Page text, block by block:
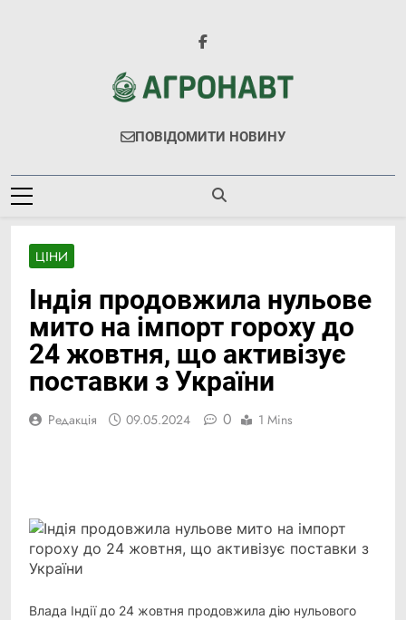
Агронавт
Новини Українського Агробізнесу
ПОВІДОМИТИ НОВИНУ
ЦІНИ
Індія продовжила нульове
мито на імпорт гороху до
24 жовтня, що активізує
поставки з України
Редакція 09.05.2024 0 1 Mins
Влада Індії до 24 жовтня продовжила дію нульового